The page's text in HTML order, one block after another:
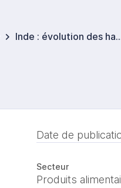
Inde : évolution des habitudes
Date de
Secteur
Produits